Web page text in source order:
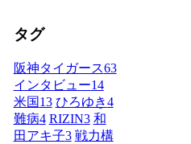
タグ
阪神タイガース63
インタビュー14
米国13 ひろゆき4
難病4 RIZIN3 和
田アキ子3 戦力構